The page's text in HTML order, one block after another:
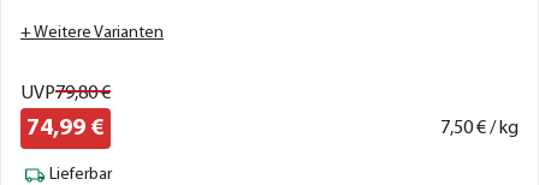
+ Weitere Varianten
UVP79,80€
74,99 € 7,50€ / kg
Lieferbar